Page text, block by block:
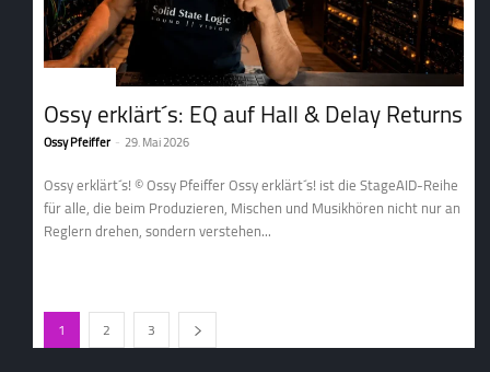
Ossy erklärt´s: EQ auf Hall & Delay Returns
Ossy Pfeiffer - 29. Mai 2026
Ossy erklärt´s! © Ossy Pfeiffer Ossy erklärt´s! ist die StageAID-Reihe
für alle, die beim Produzieren, Mischen und Mu­sik­hö­ren nicht nur an
Reglern drehen, sondern verstehen...
1 2 3